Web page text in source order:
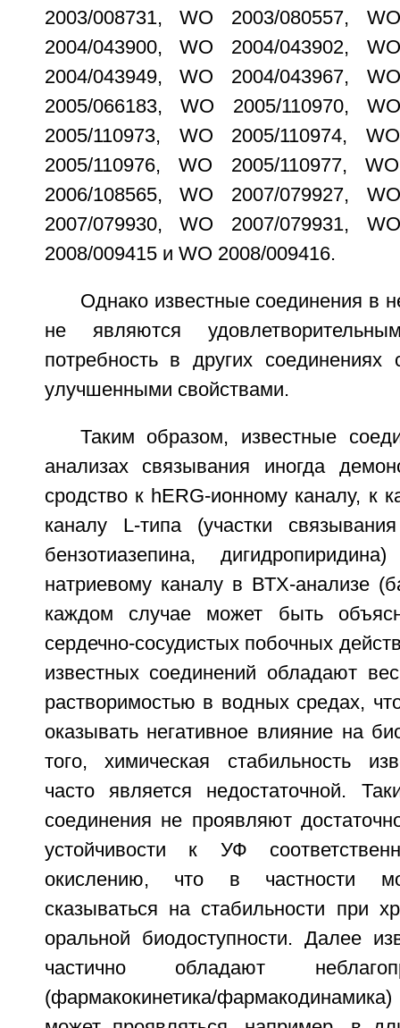
2003/008731, WO 2003/080557,
2004/043900, WO 2004/043902,
2004/043949, WO 2004/043967,
2005/066183, WO 2005/110970,
2005/110973, WO 2005/110974,
2005/110976, WO 2005/110977,
2006/108565, WO 2007/079927,
2007/079930, WO 2007/079931,
2008/009415 и WO 2008/009416.
Однако известные соединения в
не являются
потребность в других
улучшенными свойствами.
Таким образом, известные
анализах связывания иногда
сродство к hERG-ионному каналу, к
каналу L-типа (участки
бензотиазепина,
натриевому каналу в ВТХ-анализе
каждом случае может быть
сердечно-сосудистых побочных
известных соединений обладают
растворимостью в водных средах,
оказывать негативное влияние на
того, химическая стабильность
часто является недостаточной.
соединения не проявляют
устойчивости к УФ
окислению, что в частности
сказываться на стабильности при
оральной биодоступности. Далее
частично обладают
(фармакокинетика/